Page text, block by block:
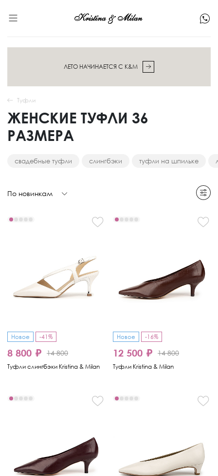
ЛЕТО НАЧИНАЕТСЯ С K&M
Туфли
ЖЕНСКИЕ ТУФЛИ 36
РАЗМЕРА
свадебные туфли слингбэки туфли на шпильке
По новинкам
Новое -41%
8 800 ₽ 14 800
Туфли слингбэки Kristina & Milan
Новое -16%
12 500 ₽ 14 800
Туфли Kristina & Milan